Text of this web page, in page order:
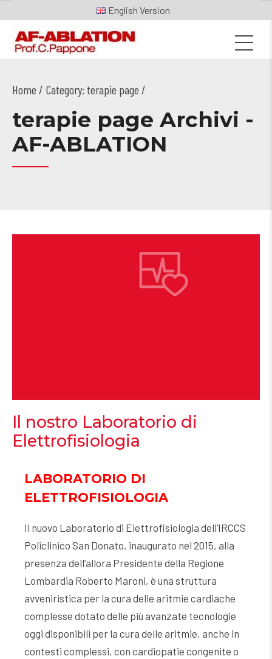
English
Home Category: terapie page /
terapie page Archivi -
AF-ABLATION
Il nostro Laboratorio di
Elettrofisiologia
LABORATORIO DI
ELETTROFISIOLOGIA
Il nuovo Laboratorio di Elettrofisiologia dell’IRCCS
Policlinico San Donato, inaugurato nel 2015, alla
presenza dell’allora Presidente della Regione
Lombardia Roberto Maroni, è una struttura
avveniristica per la cura delle aritmie cardiache
complesse dotato delle più avanzate tecnologie
oggi disponibili per la cura delle aritmie, anche in
contesti complessi, con cardiopatie congenite o